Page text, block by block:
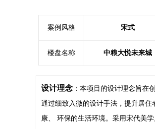
案例风格 宋式
楼盘名称 中粮大悦未来城
设计理念 ：本项目的设计理念旨在
通过细致入微的设计手法，提升居
康、 环保的生活环境。采用宋代美